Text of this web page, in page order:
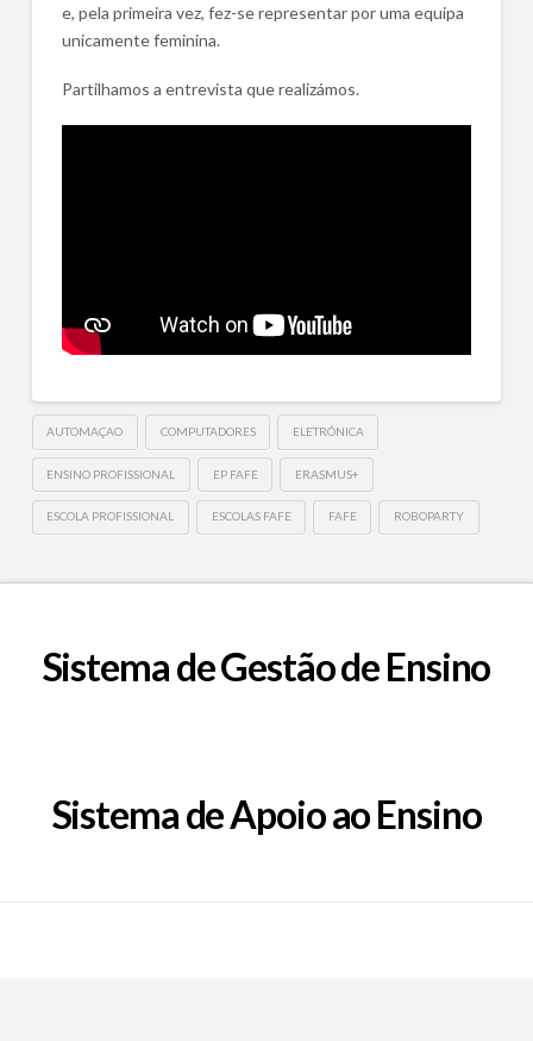
e, pela primeira vez, fez-se representar por uma equipa
unicamente feminina.
Partilhamos a entrevista que realizámos.
AUTOMAÇAO COMPUTADORES ELETRÓNICA
ENSINO PROFISSIONAL EP FAFE ERASMUS+
ESCOLA PROFISSIONAL ESCOLAS FAFE FAFE ROBOPARTY
Sistema de Gestão de Ensino
Sistema de Apoio ao Ensino